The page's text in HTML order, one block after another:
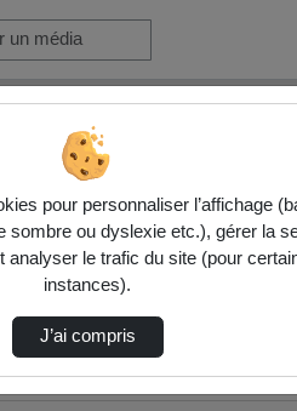
pour personnaliser l’affichage
sombre ou dyslexie etc.), gérer la
analyser le trafic du site (pour
instances).
J’ai compris